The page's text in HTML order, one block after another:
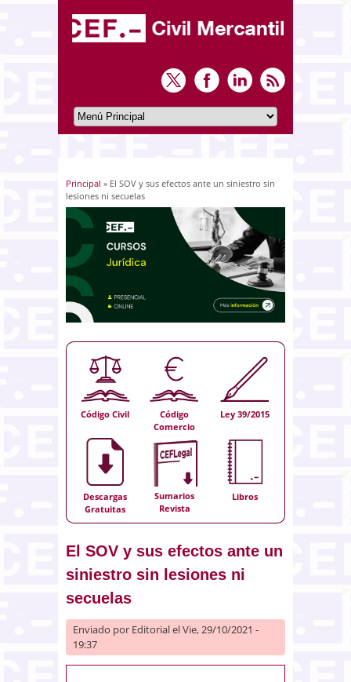
Usted está aquí
Principal » El SOV y sus efectos ante un siniestro sin
lesiones ni secuelas
Código Civil
Código
Comercio
Ley 39/2015
Descargas
Gratuitas
Sumarios
Revista
Libros
El SOV y sus efectos ante un
siniestro sin lesiones ni
secuelas
Enviado por Editorialel Vie, 29/10/2021 -
19:37